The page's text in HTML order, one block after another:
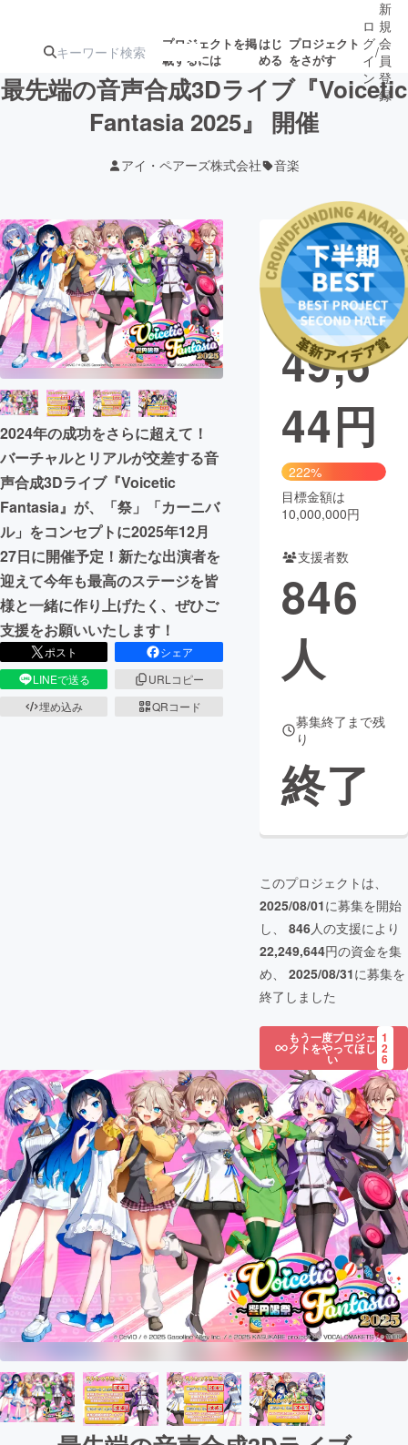
プロジェクトを掲
載するには
はじ
める
プロジェクト
をさがす
ターン
注目の新着プロ
ジェクト
募集終了が近いプ
ロジェクト
アート・写真 音楽
テクノロジー・ガジェット ゲーム・サ
映像・映画 書籍・雑誌
ビジネス・起業 チャレンジ
まちづくり・地域活性化
CAMPFIRE for Social Good
CAMPFIRE Creation
CAMPFIREふるさと納税
コミュニティ
ロ
グ
イ
ン
/
新
規
会
員
登
録
最先端の音声合成3Dライブ『Voicetic
Fantasia 2025』 開催
アイ・ペアーズ株式会社 音楽
2024年の成功をさらに超えて！
バーチャルとリアルが交差する音
声合成3Dライブ『Voicetic
Fantasia』が、「祭」「カーニバ
ル」をコンセプトに2025年12月
27日に開催予定！新たな出演者を
迎えて今年も最高のステージを皆
様と一緒に作り上げたく、ぜひご
支援をお願いいたします！
ポスト
シェア
LINEで送る
URLコピー
埋め込み
QRコード
現在の支援総
額
22,2
49,6
44円
222%
目標金額は
10,000,000円
支援者数
846
人
募集終了まで残
り
終了
このプロジェクトは、
2025/08/01に募集を開始
し、 846人の支援により
22,249,644円の資金を集
め、 2025/08/31に募集を
終了しました
もう一度プロジェ
クトをやってほし
い
1
2
6